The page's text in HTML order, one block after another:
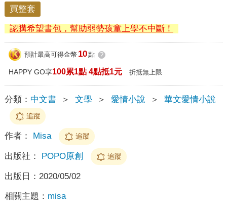
買整套
認購希望書包，幫助弱勢孩童上學不中斷！
預計最高可得金幣 10點 ?
HAPPY GO享100累1點 4點抵1元 折抵無上限
分類： 中文書 ＞ 文學 ＞ 愛情小說 ＞ 華文愛情小說
追蹤
作者： Misa 追蹤
出版社： POPO原創 追蹤
出版日： 2020/05/02
相關主題： misa